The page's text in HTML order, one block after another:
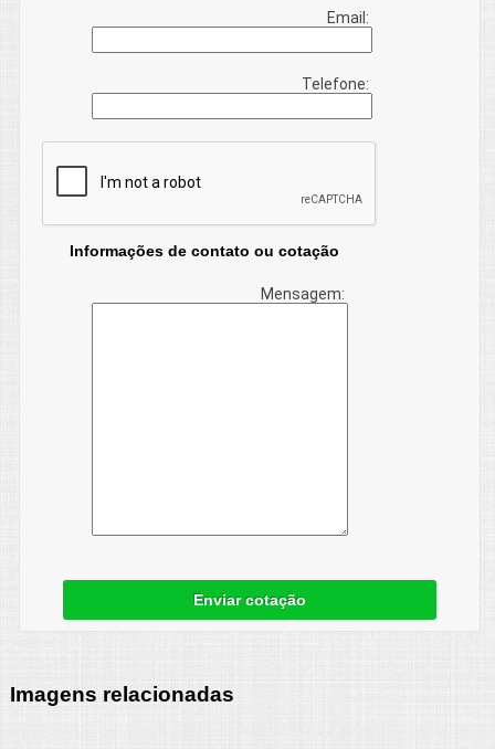
Email:
Telefone:
Informações de contato ou cotação
Mensagem:
Enviar cotação
Imagens relacionadas